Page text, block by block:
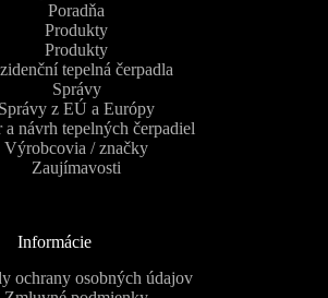
Poradňa
Produkty
Produkty
tepelná čerpadla
Správy
Správy z EÚ a Európy
návrh tepelných čerpadiel
Výrobcovia / značky
Zaujímavosti
Informácie
ochrany osobných údajov